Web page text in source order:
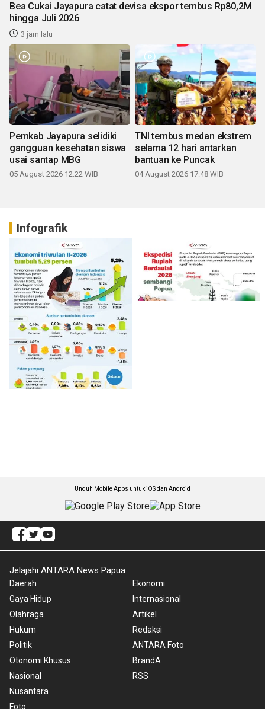
Bea Cukai Jayapura catat devisa ekspor tembus Rp80,2M
hingga Juli 2026
3 jam lalu
Pemkab Jayapura selidiki
gangguan kesehatan siswa
usai santap MBG
05 August 2026 12:22 WIB
TNI tembus medan ekstrem
selama 12 hari antarkan
bantuan ke Puncak
04 August 2026 17:48 WIB
Infografik
Unduh Mobile Apps untuk iOS dan Android
Jelajahi ANTARA News Papua
Daerah
Gaya Hidup
Olahraga
Hukum
Politik
Otonomi Khusus
Nasional
Nusantara
Foto
Ekonomi
Internasional
Artikel
Redaksi
ANTARA Foto
BrandA
RSS